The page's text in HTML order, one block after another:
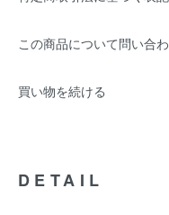
この商品について問い合
買い物を続ける
DETAIL